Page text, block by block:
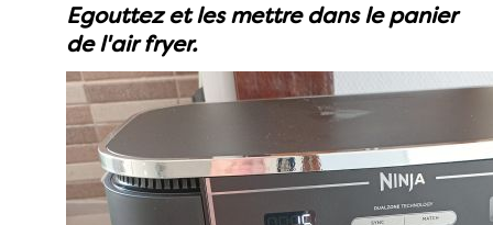
Egouttez et les mettre dans le panier
de l'air fryer.